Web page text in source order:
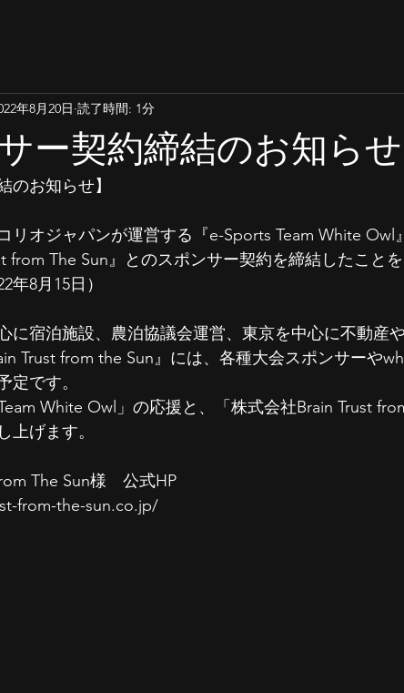
ー契約締結のお知らせ
年8月20日 読了時間: 1分
のお知らせ】
リオジャパンが運営する『e-Sports Team White Owl
from The Sun』とのスポンサー契約を締結したこと
年8月15日）
に宿泊施設、農泊協議会運営、東京を中心に不動産
Trust from the Sun』には、各種大会スポンサーや
定です。
White Owl」の応援と、「株式会社Brain Trust
上げます。
The Sun様　公式HP
from-the-sun.co.jp/